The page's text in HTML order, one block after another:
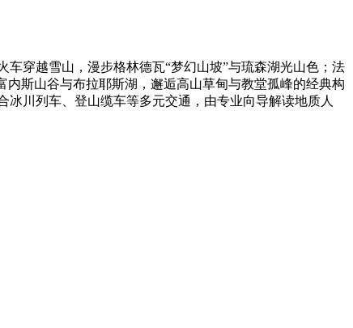
穿越雪山，漫步格林德瓦“梦幻山坡”与琉森湖光山色；法
斯山谷与布拉耶斯湖，邂逅高山草甸与教堂孤峰的经典构
川列车、登山缆车等多元交通，由专业向导解读地质人